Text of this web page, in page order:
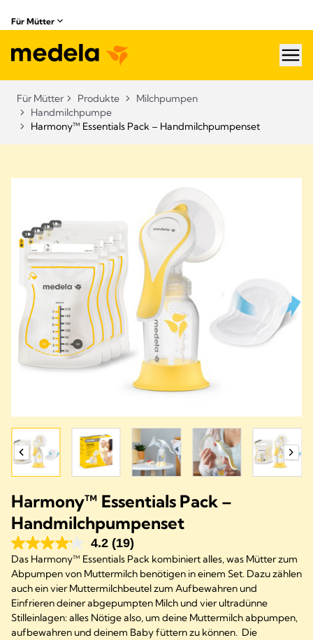
Für Mütter
Für Mütter Produkte
Milchpumpen
Handmilchpumpe
Harmony™ Essentials Pack – Handmilchpumpenset
Harmony™ Essentials Pack –
Handmilchpumpenset
4.2 (19)
Das Harmony™ Essentials Pack kombiniert alles, was Mütter zum
Abpumpen von Muttermilch benötigen in einem Set. Dazu zählen
auch ein vier Muttermilchbeutel zum Aufbewahren und
Einfrieren deiner abgepumpten Milch und vier ultradünne
Stilleinlagen: alles Nötige also, um deine Muttermilch abpumpen,
aufbewahren und deinem Baby füttern zu können. Die